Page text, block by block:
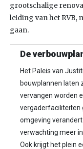
grootschalige
leiding van het RVB,
gaan.
De
Het Paleis van
bouwplannen laten
vervangen worden
vergaderfaciliteiten
omgeving
verwachting meer
Ook krijgt het plein